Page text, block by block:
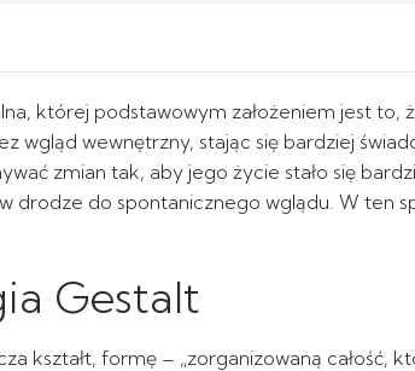
której podstawowym założeniem jest to,
wewnętrzny, stając się bardziej
zmian tak, aby jego życie stało się
drodze do spontanicznego wglądu. W ten
Gestalt
kształt, formę – „zorganizowaną całość,